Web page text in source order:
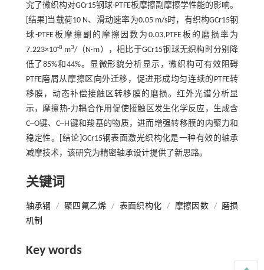
究了微织构对GCr15钢球-PTFE板摩擦副摩擦学性能的影响。
[结果]当载荷10 N、滑动速率为0.05 m/s时，有织构GCr15钢
球-PTFE板摩擦副的摩擦因数为0.03,PTFE板的磨损率为
7.223×10-8 m3/（N·m），相比于GCr15钢球无织构时分别降
低了85%和44%。显微形貌分析显示，微织构可有效阻碍
PTFE磨屑从摩擦区向外迁移，促进形成均匀连续的PTFE转
移膜，动态补偿接触区转移膜的磨损。红外光谱分析显
示，摩擦热-力耦合作用促使接触区发生化学反应，生成含
C─O键、C─H键和羧基的物质，进而增强转移膜的内聚力和
稳定性。[结论]GCr15钢表面激光织构化是一种有效的轴承
减摩技术，该研究为精密轴承设计提供了新思路。
关键词
轴承钢 / 聚四氟乙烯 / 表面织构化 / 摩擦因数 / 磨损
机制
Key words